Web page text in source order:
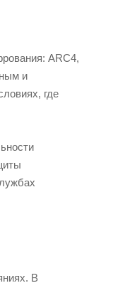
ARC4,
и
где
В